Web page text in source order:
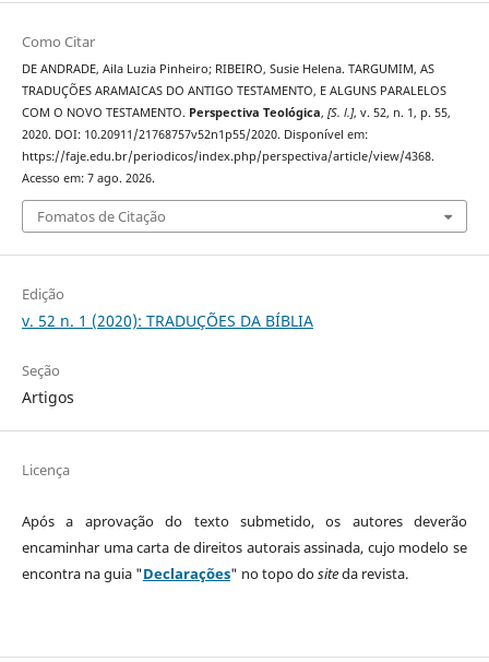
Como Citar
DE ANDRADE, Aila Luzia Pinheiro; RIBEIRO, Susie Helena. TARGUMIM, AS
TRADUÇÕES ARAMAICAS DO ANTIGO TESTAMENTO, E ALGUNS PARALELOS
COM O NOVO TESTAMENTO. Perspectiva Teológica, [S. l.], v. 52, n. 1, p. 55,
2020. DOI: 10.20911/21768757v52n1p55/2020. Disponível em:
https://faje.edu.br/periodicos/index.php/perspectiva/article/view/4368.
Acesso em: 7 ago. 2026.
Fomatos de Citação
Edição
v. 52 n. 1 (2020): TRADUÇÕES DA BÍBLIA
Seção
Artigos
Licença
Após a aprovação do texto submetido, os autores deverão
encaminhar uma carta de direitos autorais assinada, cujo modelo se
encontra na guia "Declarações" no topo dositeda revista.